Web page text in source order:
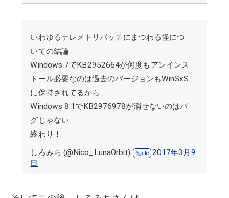
いわゆるテレメトリパッチにまつわる怪につ
いての結論
Windows 7でKB2952664が何度もアンインス
トール必要なのは過去のバージョンもWinSxS
に保持されてるから
Windows 8.1でKB2976978が消せないのはバ
グじゃない
終わり！
しろみち (@Nico_LunaOrbit)
2017年3月9
日